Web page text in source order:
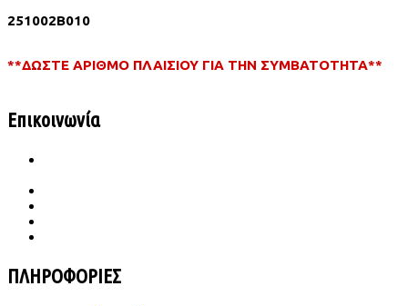
251002B010
**ΔΩΣΤΕ ΑΡΙΘΜΟ ΠΛΑΙΣΙΟΥ ΓΙΑ ΤΗΝ ΣΥΜΒΑΤΟΤΗΤΑ**
Επικοινωνία
ΠΛΗΡΟΦΟΡΙΕΣ